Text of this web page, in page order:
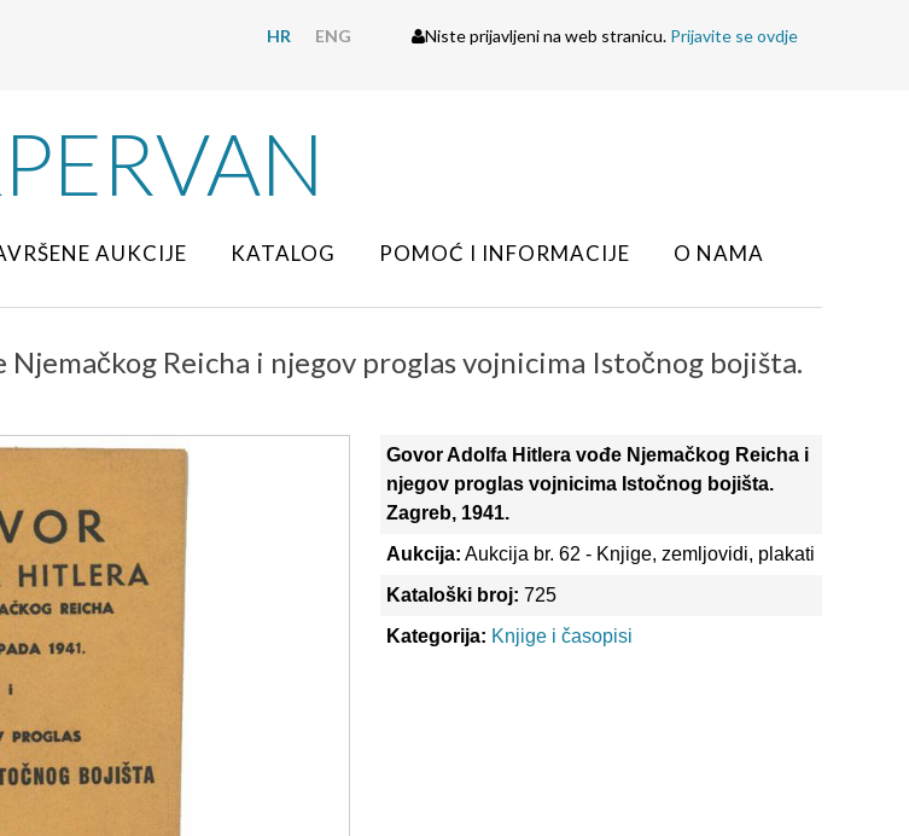
HR ENG Niste prijavljeni na web stranicu. Prijavite se ovdje
AUKCIJE KATALOG POMOĆ I INFORMACIJE
O NAMA
Reicha i njegov proglas vojnicima Istočnog bojišta.
Govor Adolfa Hitlera vođe Njemačkog Reicha i
njegov proglas vojnicima Istočnog bojišta.
Zagreb, 1941.
Aukcija: Aukcija br. 62 - Knjige, zemljovidi, plakati
Kataloški broj: 725
Kategorija: Knjige i časopisi